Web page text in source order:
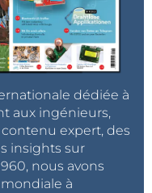
dédiée à
aux ingénieurs,
expert, des
insights sur
nous avons
à